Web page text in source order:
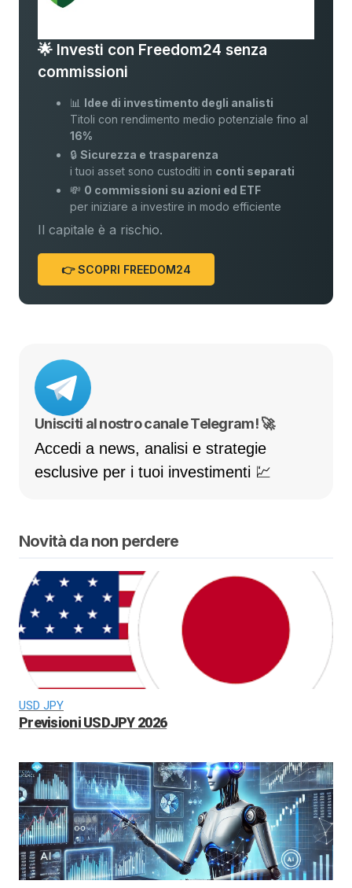
🌟 Investi con Freedom24 senza
commissioni
📊 Idee di investimento degli analisti
Titoli con rendimento medio potenziale fino al
16%
🔒Sicurezza e trasparenza
i tuoi asset sono custoditi in conti separati
💸 0 commissioni su azioni ed ETF
per iniziare a investire in modo efficiente
Il capitale è a rischio.
👉 SCOPRI FREEDOM24
Unisciti al nostro canale Telegram! 🚀
Accedi a news, analisi e strategie
esclusive per i tuoi investimenti 💹
Novità da non perdere
USD JPY
Previsioni USDJPY 2026